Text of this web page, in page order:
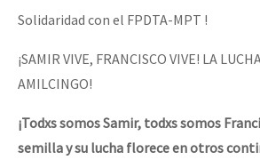
Solidaridad con el FPDTA-MPT !
¡SAMIR VIVE, FRANCISCO VIVE! LA
AMILCINGO!
¡Todxs somos Samir, todxs somos
semilla y su lucha florece en otros